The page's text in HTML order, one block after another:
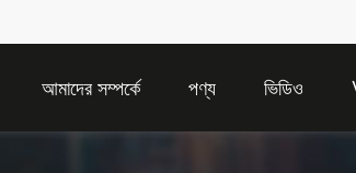
আমাদের সম্পর্কে পণ্য ভিডিও